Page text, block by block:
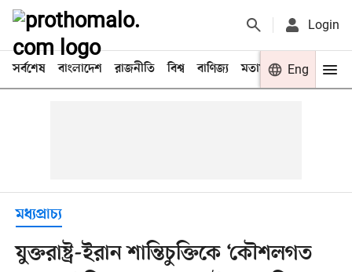
Login
সর্বশেষ বাংলাদেশ রাজনীতি বিশ্ব বাণিজ্য মতামত খেলা
Eng
মধ্যপ্রাচ্য
যুক্তরাষ্ট্র-ইরান শান্তিচুক্তিকে ‘কৌশলগত